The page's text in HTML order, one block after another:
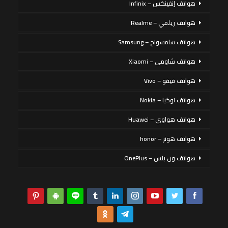
هواتف إنفينكس – Infinix
هواتف ريلمي – Realme
هواتف سامسونج – Samsung
هواتف شاومي – Xiaomi
هواتف فيفو – Vivo
هواتف نوكيا – Nokia
هواتف هواوي – Huawei
هواتف هونر – honor
هواتف ون بلس – OnePlus